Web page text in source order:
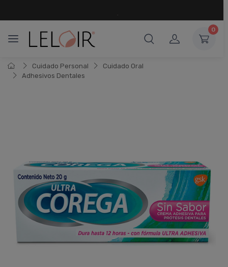
0
Cuidado Personal
Cuidado Oral
Adhesivos Dentales